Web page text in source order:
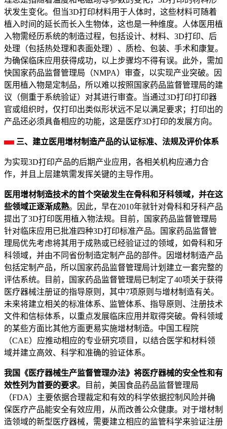
状发生变化。但当3D打印材料用于人体时，这些材料可随着
植入时间的延长而长入生物体，这也是一种维度。人体医用植
入物需经历系统的制造过程，包括设计、材料、3D打印、后
处理（包括热处理和表面处理）、质检、包装、手术和康复。
为确保临床应用获得成功，以上步骤均不得有误。此外，需加
快国家药品监督管理局（NMPA）审查，以实现产业突破。因
医用植入物是定制品，所以难以按照国家药品监督管理局的建
议（侧重于系统验证）对其进行审查。当通过3D打印打印器
官或组织时，仅打印出类似形状远不足以满足要求；打印出的
产品还必须具备相应的功能，这是医疗3D打印的发展方向。
三、建立医用增材制造产品的认证标准、法规及评价体系
为实现3D打印产品的后期产业应用，各相关机构应通力合
作，并且上层建筑需发挥关键的主导作用。
医用增材制造技术的首个突破发生在骨科和牙科领域，并在这
些领域正逐渐成熟。因此，早在2010年就针对骨科和牙科产品
提出了3D打印医用植入物法规。目前，国家药品监督管理局
针对临床应用已批准四种3D打印标准产品。国家药品监督管
理局优先考虑将其用于成熟或已经验证过的领域，如骨科和牙
科领域，并由不同省份制造定制产品的部件。因增材制造产品
包括定制产品，所以国家药品监督管理局计划建立一套完整的
评估系统。目前，国家药品监督管理局已制定了40项关于获得
医疗器械注册证的指导原则，其中7项原则与增材制造有关。
未来将建立相关的标准体系、监管体系、指导原则、注册技术
文件和信标体系，以重点发展临床应用并取得突破。骨科领域
的某些方面比其他方面更易实施增材制造。中国工程院
（CAE）应推动相应的专业研究项目，以结合医学和材料领
域并建立高效、科学和准确的验证体系。
我国《医疗器械生产监督管理办法》将医疗器械的安全性和有
效性列为首要的要求。目前，美国食品药品监督管理局
（FDA）主要依据合理裁定和有效的科学依据控制风险并确
保医疗产品能安全有效应用，从而改善公众健康。对于增材制
造领域的新型医疗器械，需要建立相应的监管科学来验证注册